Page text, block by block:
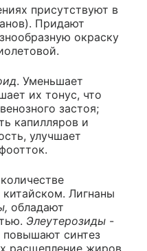
присутствуют в
Придают
окраску
. Уменьшает
их тонус, что
застоя;
капилляров и
улучшает
Лигнаны
обладают
Элеутерозиды -
повышают синтез
расщепление жиров